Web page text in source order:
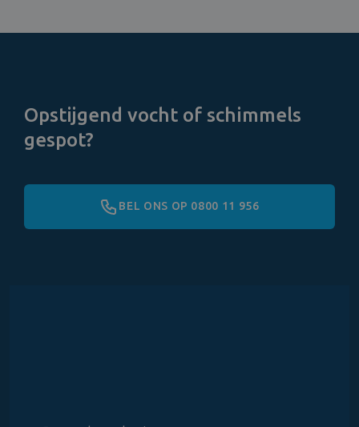
Opstijgend vocht of schimmels
gespot?
BEL ONS OP 0800 11 956